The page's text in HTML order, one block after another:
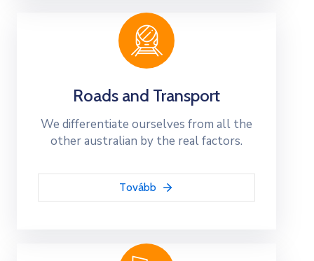
Roads and Transport
We differentiate ourselves from all the
other australian by the real factors.
Tovább